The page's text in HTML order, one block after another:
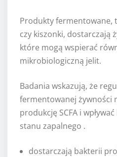
Produkty fermentowane,
czy kiszonki, dostarczają
które mogą wspierać
mikrobiologiczną jelit.
Badania wskazują, że
fermentowanej żywności
produkcję SCFA i
stanu zapalnego .
dostarczają bakterii